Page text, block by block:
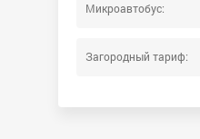
Микроавтобус:
Загородный тариф: